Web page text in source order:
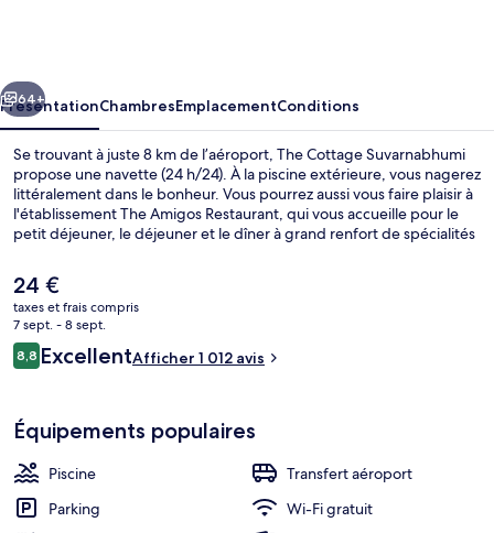
Suivant
64+
PrésentationChambresEmplacementConditions
Se trouvant à juste 8 km de l’aéroport, The Cottage Suvarnabhumi
propose une navette (24 h/24). À la piscine extérieure, vous nagerez
littéralement dans le bonheur. Vous pourrez aussi vous faire plaisir à
l'établissement The Amigos Restaurant, qui vous accueille pour le
petit déjeuner, le déjeuner et le dîner à grand renfort de spécialités
hébergement figurent un bar en bord de piscine, une terrasse, et
un jardin. Les autres voyageurs ne tarissent pas d'éloges en ce qui
concerne le personnel attentionné et le bon rapport qualité-prix.
Le
prix
actuel
est
de
24 €
taxes et frais compris
7 sept. - 8 sept.
Avis
voyageurs
8,88,8 sur 10
ExcellentAfficher 1 012 avis
Équipements populaires
Piscine
Transfert aéroport
Parking
Wi-Fi gratuit